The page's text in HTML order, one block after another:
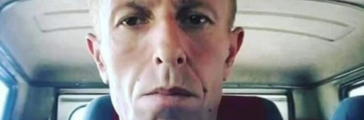
Sinema
Sivil Toplum
Siyaset